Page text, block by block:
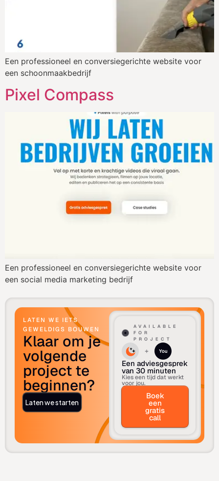
Een professioneel en conversiegerichte website voor
een schoonmaakbedrijf
Pixel Compass
Een professioneel en conversiegerichte website voor
een social media marketing bedrijf
LATEN WE IETS
GEWELDIGS BOUWEN
Klaar om je
volgende
project te
beginnen?
Laten we starten
AVAILABLE
FOR
PROJECT
Een adviesgesprek
van 30 minuten
Kies een tijd dat werkt
voor jou.
Boek
een
gratis
call